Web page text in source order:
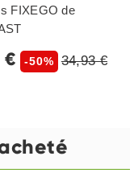
FIXEGO de
€ -50% 34,93 €